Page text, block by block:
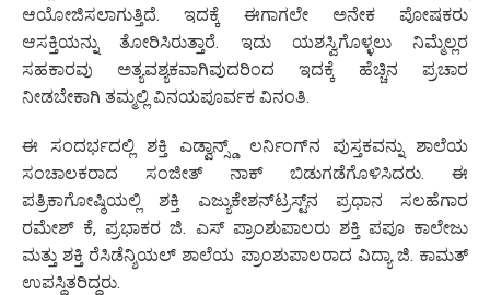
ಆಯೋಜಿಸಲಾಗುತ್ತಿದೆ. ಇದಕ್ಕೆ ಈಗಾಗಲೇ ಅನೇಕ ಪೋಷಕರು
ಆಸಕ್ತಿಯನ್ನು ತೋರಿಸಿರುತ್ತಾರೆ. ಇದು ಯಶಸ್ವಿಗೊಳ್ಳಲು ನಿಮ್ಮೆಲ್ಲರ
ಸಹಕಾರವು ಅತ್ಯವಶ್ಯಕವಾಗಿವುದರಿಂದ ಇದಕ್ಕೆ ಹೆಚ್ಚಿನ ಪ್ರಚಾರ
ನೀಡಬೇಕಾಗಿ ತಮ್ಮಲ್ಲಿ ವಿನಯಪೂರ್ವಕ ವಿನಂತಿ.
ಈ ಸಂದರ್ಭದಲ್ಲಿ ಶಕ್ತಿ ಎಡ್ವಾನ್ಸ್ಡ್ ಲರ್ನಿಂಗ್‌ನ ಪುಸ್ತಕವನ್ನು ಶಾಲೆಯ
ಸಂಚಾಲಕರಾದ ಸಂಜೀತ್ ನಾಕ್ ಬಿಡುಗಡೆಗೊಳಿಸಿದರು. ಈ
ಪತ್ರಿಕಾಗೋಷ್ಠಿಯಲ್ಲಿ ಶಕ್ತಿ ಎಜ್ಯುಕೇಶನ್‌ಟ್ರಸ್ಟ್‌ನ ಪ್ರಧಾನ ಸಲಹೆಗಾರ
ರಮೇಶ್ ಕೆ, ಪ್ರಭಾಕರ ಜಿ. ಎಸ್ ಪ್ರಾಂಶುಪಾಲರು ಶಕ್ತಿ ಪಪೂ ಕಾಲೇಜು
ಮತ್ತು ಶಕ್ತಿ ರೆಸಿಡೆನ್ಶಿಯಲ್ ಶಾಲೆಯ ಪ್ರಾಂಶುಪಾಲರಾದ ವಿದ್ಯಾ ಜಿ. ಕಾಮತ್
ಉಪಸ್ಥಿತರಿದ್ದರು.